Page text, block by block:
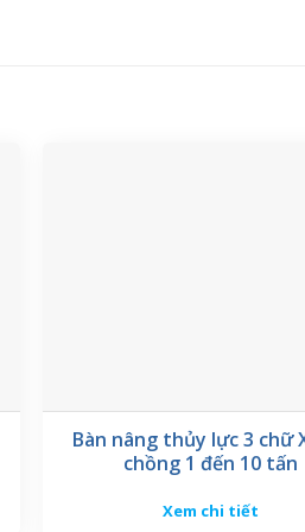
Bàn nâng thủy lực 3 chữ
chồng 1 đến 10 tấn
Xem chi tiết